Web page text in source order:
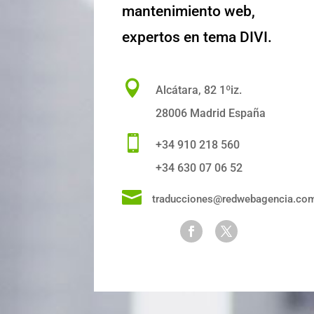
mantenimiento web,
expertos en tema DIVI.

Alcátara, 82 1ºiz.
28006 Madrid España

+34 910 218 560
+34 630 07 06 52
